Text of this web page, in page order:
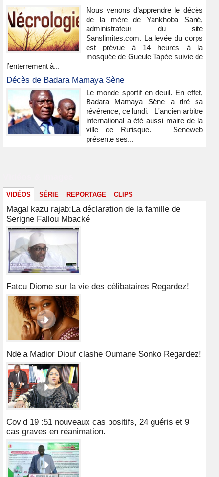
Nous venons d’apprendre le décès
de la mère de Yankhoba Sané,
administrateur du site
Sanslimites.com. La levée du corps
est prévue à 14 heures à la
mosquée de Gueule Tapée suivie de
l’enterrement à...
Décès de Badara Mamaya Sène
Le monde sportif en deuil. En effet,
Badara Mamaya Sène a tiré sa
révérence, ce lundi. L'ancien arbitre
international a été aussi maire de la
ville de Rufisque. Seneweb
présente ses...
VIDÉOS SÉRIE REPORTAGE CLIPS
Magal kazu rajab:La déclaration de la famille de
Serigne Fallou Mbacké
Fatou Diome sur la vie des célibataires Regardez!
Ndéla Madior Diouf clashe Oumane Sonko Regardez!
Covid 19 :51 nouveaux cas positifs, 24 guéris et 9
cas graves en réanimation.